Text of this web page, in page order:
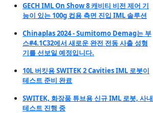
GECH IML On Show 8 캐비티 비전 제어 기
능이 있는 100g 컵용 측면 진입 IML 솔루션
Chinaplas 2024 - Sumitomo Demag는 부
스#4.1C32에서 새로운 완전 전동 사출 성형
기를 선보일 예정입니다.
10L 버킷용 SWITEK 2 Cavities IML 로봇이
테스트 준비 완료
SWITEK, 화장품 튜브용 신규 IML 로봇, 사내
테스트 진행 중